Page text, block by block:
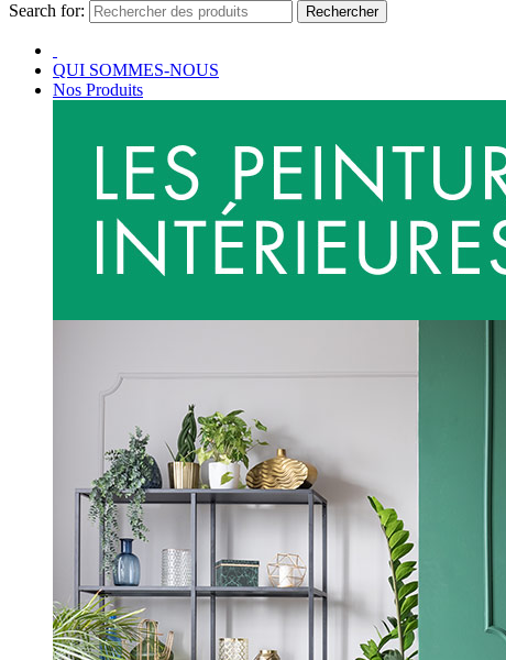
Search for:
Rechercher
QUI SOMMES-NOUS
Nos Produits